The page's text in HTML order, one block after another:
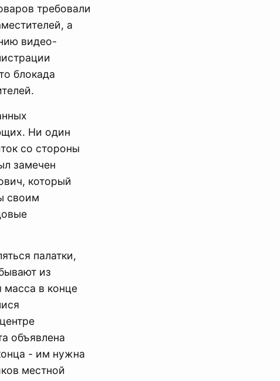
требовали
а
видео-
блокада
Ни один
со стороны
замечен
который
своим
палатки,
из
масса в конце
объявлена
- им нужна
местной